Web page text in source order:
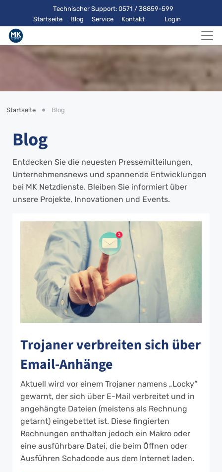
Technischer Support: 0571 / 38859-599
Startseite
Blog Service Kontakt Login
Startseite Blog
Blog
Entdecken Sie die neuesten Pressemitteilungen,
Unternehmensnews und spannende Entwicklungen
bei MK Netzdienste. Bleiben Sie informiert über
unsere Projekte, Innovationen und Events.
Trojaner verbreiten sich über
Email-Anhänge
Aktuell wird vor einem Trojaner namens „Locky“
gewarnt, der sich über E-Mail verbreitet und in
angehängte Dateien (meistens als Rechnung
getarnt) eingebettet ist. Diese fingierten
Rechnungen enthalten jedoch ein Makro oder
eine ausführbare Datei, die beim Öffnen oder
Ausführen Schadcode aus dem Internet laden.